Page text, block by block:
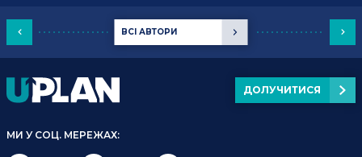
ВСІ АВТОРИ
МИ У СОЦ. МЕРЕЖАХ:
ДОЛУЧИТИСЯ